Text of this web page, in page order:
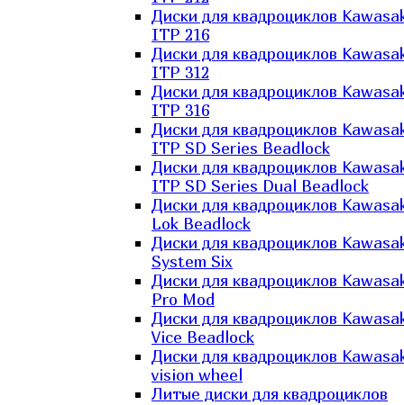
Диски для квадроциклов
ITP 216
Диски для квадроциклов
ITP 312
Диски для квадроциклов
ITP 316
Диски для квадроциклов
ITP SD Series Beadlock
Диски для квадроциклов
ITP SD Series Dual Beadlock
Диски для квадроциклов
Lok Beadlock
Диски для квадроциклов
System Six
Диски для квадроциклов
Pro Mod
Диски для квадроциклов
Vice Beadlock
Диски для квадроциклов
vision wheel
Литые диски для квадроциклов